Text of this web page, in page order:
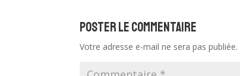
Poster le commentaire
Votre adresse e-mail ne sera pas publiée.